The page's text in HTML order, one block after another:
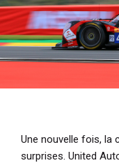
Une nouvelle fois, la
surprises. United